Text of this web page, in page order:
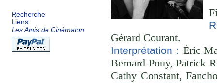
Recherche
Liens
Les Amis de Cinématon
Gérard Courant.
Interprétation : Éric
Bernard Pouy, Patrick
Cathy Constant,